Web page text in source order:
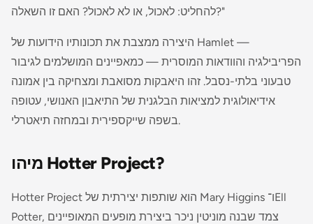
להחליט: לאכול, או לא לאכול? האם זו השאלה?"
היצירה ממצבת את תכונותיו הידועות של Hamlet —
הפריבילגיה והוודאות המוסרית — כמאפיינים המושלמים לגיבור
טבעוני בלתי-נסבל. זהו היאבקות מסואבת ומצחיקה בין אמונה
אידיאולוגית למציאות הבלגנית של התיאבון האנושי, עטופה
בשפה שייקספירית ובמחזה תיאטרלי.
מיהו Hotter Project?
Hotter Project הוא שותפות יצירתית של Mary Higgins ו־Ell
Potter, צמד שבנה מוניטין ניכר ביצירת מופעים המאופיינים